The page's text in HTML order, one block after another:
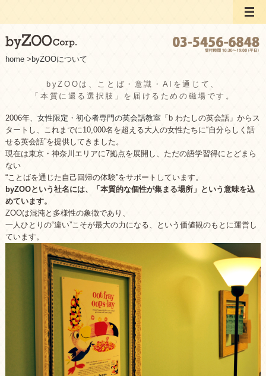
home> byZOOについて
byZOOは、ことば・意識・AIを通じて、
「本質に還る選択肢」を届けるための磁場です。
2006年、 女性限定・初心者専門の英会話教室 「b わたしの英会話」からス
タートし、これまでに10,000名を超える大人の女性たちに“自分らしく話
せる英会話”を提供してきました。
現在は東京・神奈川エリアに7拠点を展開し、ただの語学習得にとどまら
ない
“ことばを通じた自己回帰の体験”をサポートしています。
byZOOという社名には、「本質的な個性が集まる場所」という意味を込
めています。
ZOOは混沌と多様性の象徴であり、
一人ひとりの“違い”こそが最大の力になる、という価値観のもとに運営し
ています。